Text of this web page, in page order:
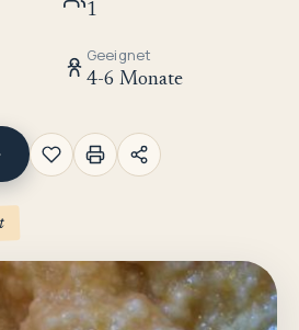
1
Geeignet
4-6 Monate